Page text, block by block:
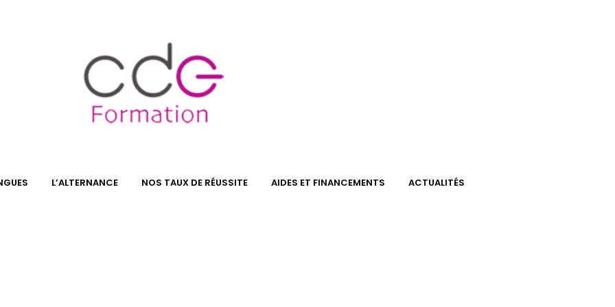
L’ALTERNANCE NOS TAUX DE RÉUSSITE AIDES ET FINANCEMENTS ACTUALITÉS